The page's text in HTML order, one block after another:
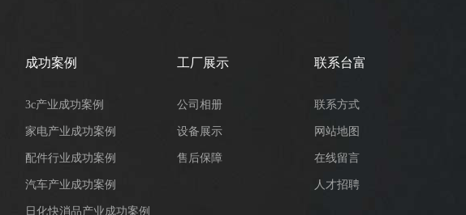
成功案例
3c产业成功案例
家电产业成功案例
配件行业成功案例
汽车产业成功案例
日化快消品产业成功案例
工厂展示
公司相册
设备展示
售后保障
联系台富
联系方式
网站地图
在线留言
人才招聘